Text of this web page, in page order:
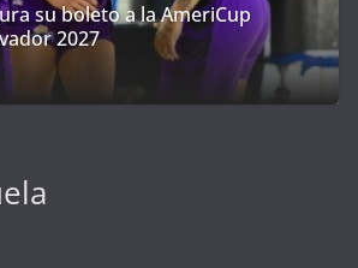
su boleto a la AmeriCup
2027